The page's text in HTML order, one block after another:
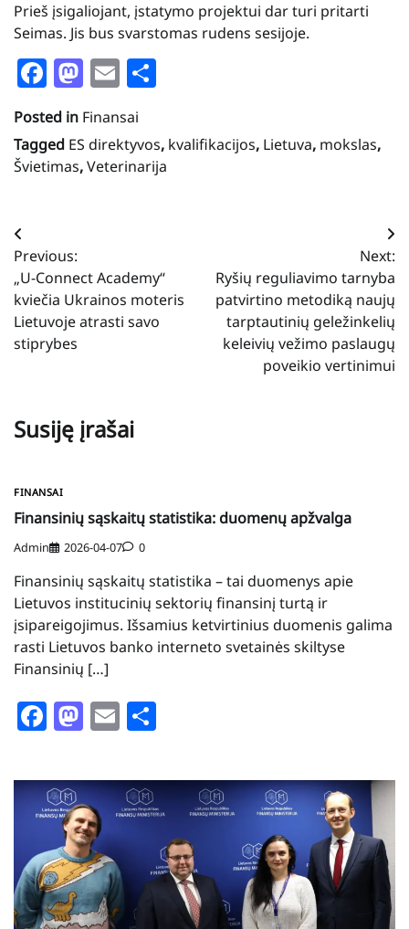
Prieš įsigaliojant, įstatymo projektui dar turi pritarti
Seimas. Jis bus svarstomas rudens sesijoje.
Facebook
Mastodon
Email
Posted in Finansai
Tagged ES direktyvos, kvalifikacijos, Lietuva, mokslas,
Švietimas,Veterinarija
Navigacija
tarp
įrašų
Previous:
„U-Connect Academy“
kviečia Ukrainos moteris
Lietuvoje atrasti savo
stiprybes
Next:
Ryšių reguliavimo tarnyba
patvirtino metodiką naujų
tarptautinių geležinkelių
keleivių vežimo paslaugų
poveikio vertinimui
Susiję įrašai
FINANSAI
Finansinių sąskaitų statistika: duomenų apžvalga
Admin 2026-04-07 0
Finansinių sąskaitų statistika – tai duomenys apie
Lietuvos institucinių sektorių finansinį turtą ir
įsipareigojimus. Išsamius ketvirtinius duomenis galima
rasti Lietuvos banko interneto svetainės skiltyse
Finansinių […]
Facebook
Mastodon
Email